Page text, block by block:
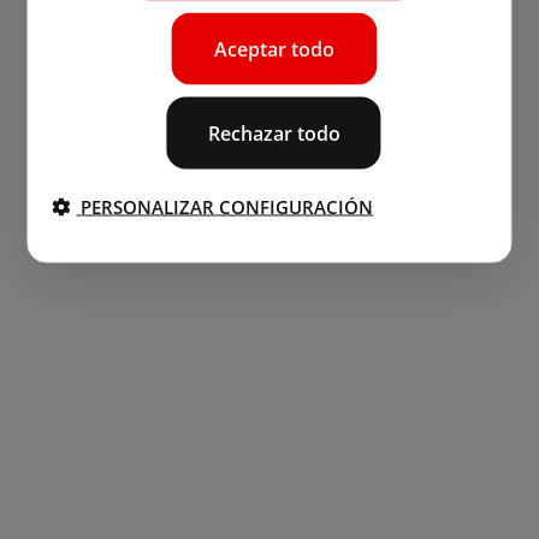
Aceptar todo
Rechazar todo
PERSONALIZAR CONFIGURACIÓN